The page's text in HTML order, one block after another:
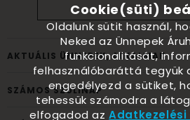
AKTUÁLIS ÜNNEPEK, ALKALMAK
SZÁMOS SZÜLINAP
Cookie(süti)
Oldalunk sütit használ,
Neked az Ünnepek
funkcionalitását,
felhasználóbaráttá tegyük
engedélyezd a sütiket,
tehessük számodra a
elfogadod az